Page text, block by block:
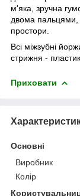
м'яка, зручна
двома пальцями,
простори.
Всі міжзубні
стрижня -
Приховати
Основні
Виробник
Колір